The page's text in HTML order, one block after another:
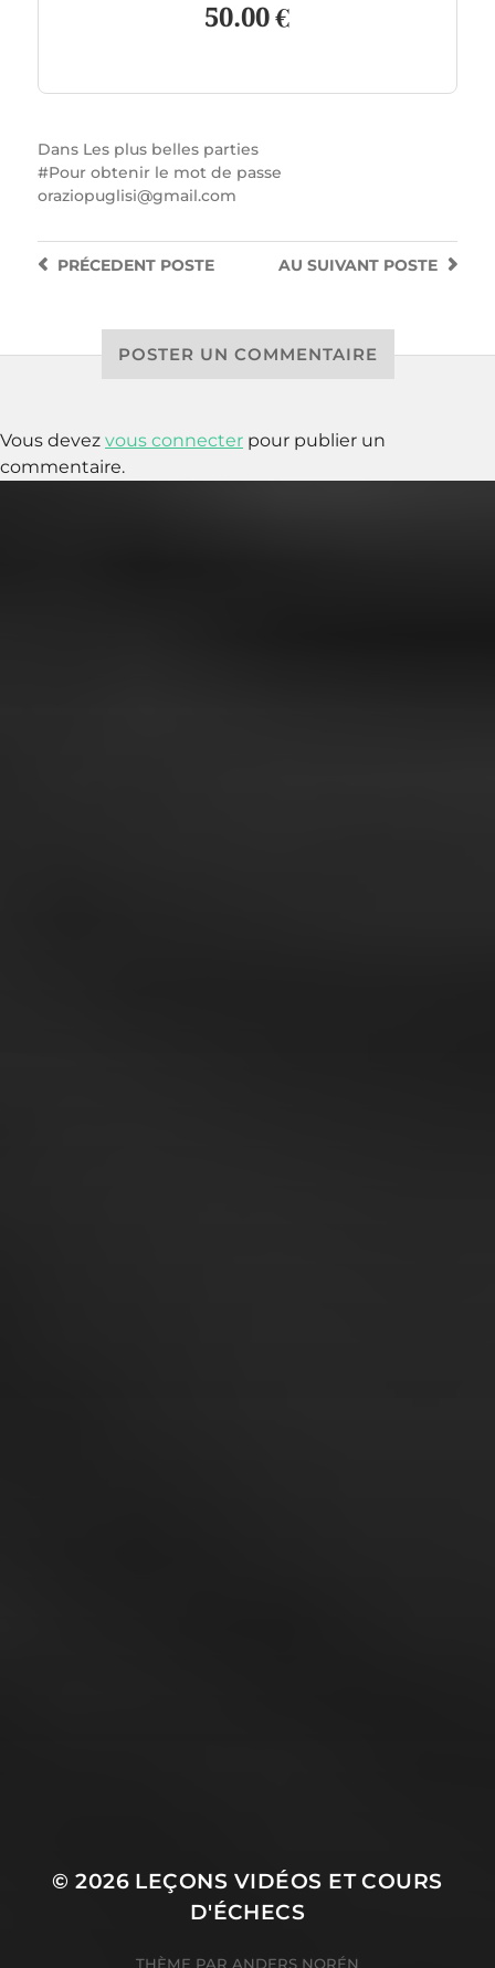
50.00 €
Dans Les plus belles parties
Pour obtenir le mot de passe
oraziopuglisi@gmail.com
AU SUIVANT POSTE
PRÉCEDENTPOSTE
POSTER UN COMMENTAIRE
Vous devez vous connecter pour publier un
commentaire.
© 2026 LEÇONS VIDÉOS ET COURS
D'ÉCHECS
THÈME PAR ANDERS NORÉN